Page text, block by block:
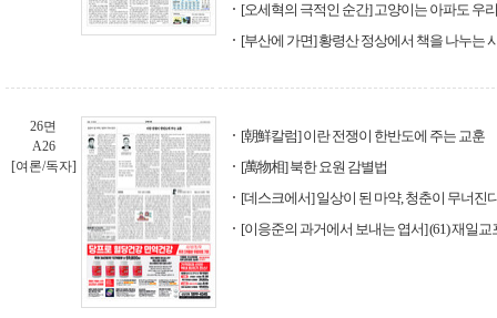
[오세혁의 극적인 순간] 고양이는 아파도 우
[부산에 가면] 황령산 정상에서 책을 나누는
26면
A26
[여론/독자]
[朝鮮칼럼] 이란 전쟁이 한반도에 주는 교훈
[萬物相] 북한 요원 감별법
[데스크에서] 일상이 된 마약, 청춘이 무너진
[이응준의 과거에서 보내는 엽서] (61) 재일교